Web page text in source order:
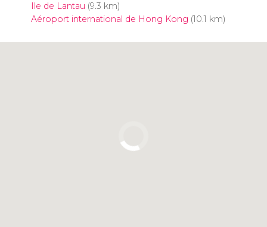
Ile de Lantau (9.3 km)
Aéroport international de Hong Kong (10.1 km)